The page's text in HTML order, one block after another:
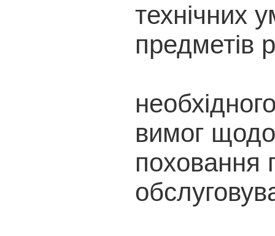
технічних
предметів
вимог щодо
поховання